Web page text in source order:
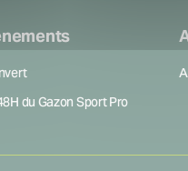
du Gazon Sport Pro